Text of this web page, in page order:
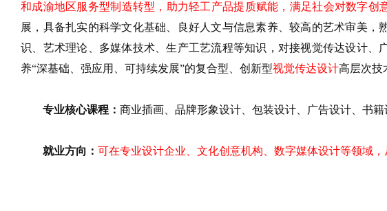
和成渝地区服务型制造转型，助力轻工产品提质赋能 ，满足社会对数字创
展，具备扎实的科学文化基础、良好人文与信息素养、较高的艺术审美
识、艺术理论、多媒体技术、生产工艺流程等知识，对接视觉传达设计、
养“深基础、强应用、可持续发展”的复合型、创新型视觉传达设计高层次技
专业核心课程： 商业插画、品牌形象设计、包装设计、广告设计、书籍
就业方向： 可在专业设计企业、文化创意机构 数字媒体设计等领域 ，